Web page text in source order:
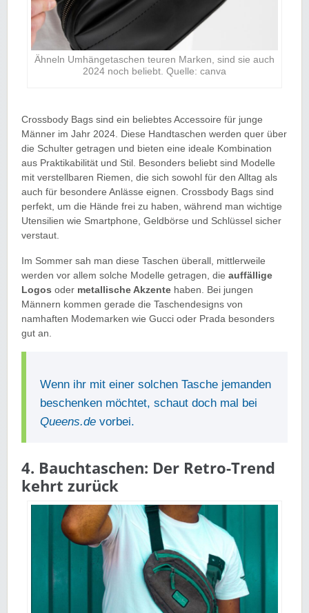
Ähneln Umhängetaschen teuren Marken, sind sie auch
2024 noch beliebt. Quelle: canva
Crossbody Bags sind ein beliebtes Accessoire für junge
Männer im Jahr 2024. Diese Handtaschen werden quer über
die Schulter getragen und bieten eine ideale Kombination
aus Praktikabilität und Stil. Besonders beliebt sind Modelle
mit verstellbaren Riemen, die sich sowohl für den Alltag als
auch für besondere Anlässe eignen. Crossbody Bags sind
perfekt, um die Hände frei zu haben, während man wichtige
Utensilien wie Smartphone, Geldbörse und Schlüssel sicher
verstaut.
Im Sommer sah man diese Taschen überall, mittlerweile
werden vor allem solche Modelle getragen, die auffällige
Logos oder metallische Akzente haben. Bei jungen
Männern kommen gerade die Taschendesigns von
namhaften Modemarken wie Gucci oder Prada besonders
gut an.
Wenn ihr mit einer solchen Tasche jemanden
beschenken möchtet, schaut doch mal bei
Queens.de vorbei.
4. Bauchtaschen: Der Retro-Trend
kehrt zurück